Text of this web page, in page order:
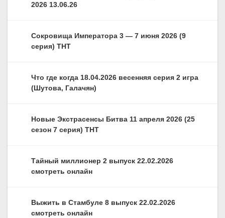
2026 13.06.26
Сокровища Императора 3 — 7 июня 2026 (9
серия) ТНТ
Что где когда 18.04.2026 весенняя серия 2 игра
(Шутова, Галачян)
Новые Экстрасенсы Битва 11 апреля 2026 (25
сезон 7 серия) ТНТ
Тайный миллионер 2 выпуск 22.02.2026
смотреть онлайн
Выжить в Стамбуле 8 выпуск 22.02.2026
смотреть онлайн